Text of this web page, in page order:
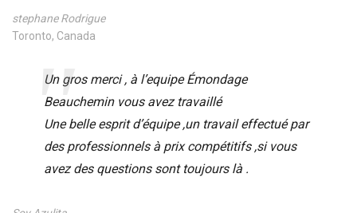
stephane Rodrigue
Toronto, Canada
Un gros merci , à l’equipe Émondage
Beauchemin vous avez travaillé
Une belle esprit d’équipe ,un travail effectué par
des professionnels à prix compétitifs ,si vous
avez des questions sont toujours là .